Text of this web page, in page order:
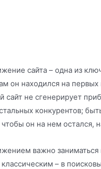
сайта – одна из
он находился на
сайт не сгенерирует
конкурентов;
он на нем остался,
важно заниматься
классическим – в